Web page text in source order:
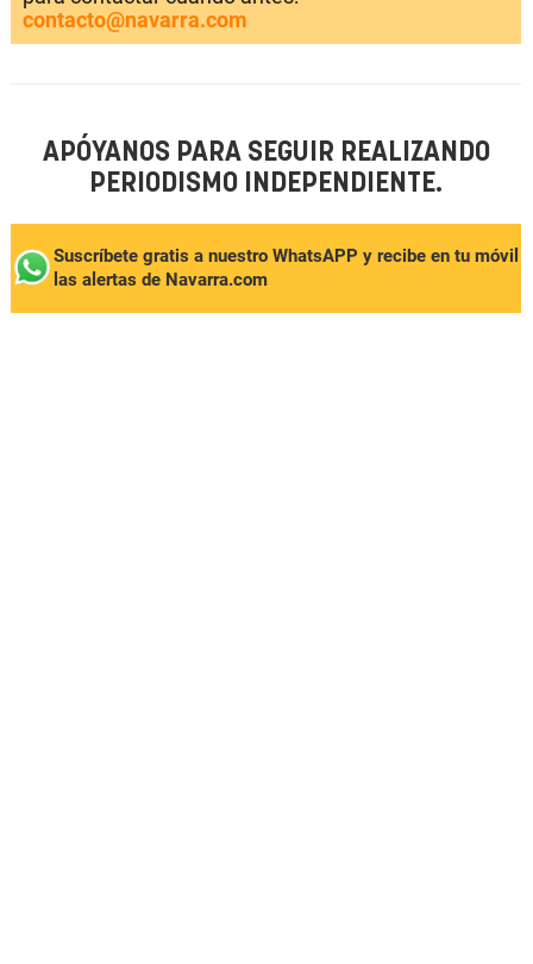
contacto@navarra.com
APÓYANOS PARA SEGUIR REALIZANDO
PERIODISMO INDEPENDIENTE.
Suscríbete gratis a nuestro WhatsAPP y recibe en tu móvil
las alertas de Navarra.com